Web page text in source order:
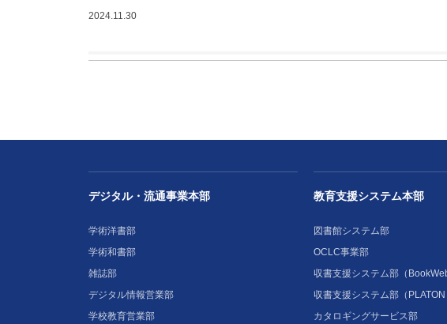
2024.11.30
デジタル・流通事業本部
学術洋書部
学術和書部
雑誌部
デジタル情報営業部
学校教育営業部
教育支援システム本部
図書館システム部
OCLC事業部
収書支援システム部（
収書支援システム部（PLATON
カタロギングサービス部